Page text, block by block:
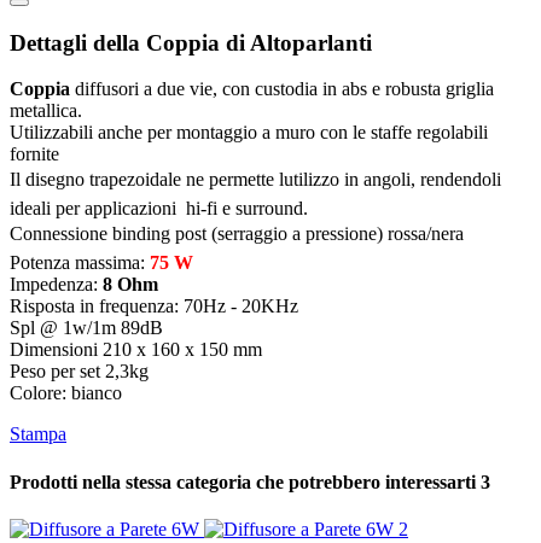
Dettagli della Coppia di Altoparlanti
Coppia diffusori a due vie, con custodia in abs e robusta griglia
metallica.
Utilizzabili anche per montaggio a muro con le staffe regolabili
fornite
Il disegno trapezoidale ne permette lutilizzo in angoli, rendendoli
ideali per applicazioni hi-fi e surround.
Connessione binding post (serraggio a pressione) rossa/nera
Potenza massima: 75 W
Impedenza: 8 Ohm
Risposta in frequenza: 70Hz - 20KHz
Spl @ 1w/1m 89dB
Dimensioni 210 x 160 x 150 mm
Peso per set 2,3kg
Colore: bianco
Stampa
Prodotti nella stessa categoria che potrebbero interessarti 3